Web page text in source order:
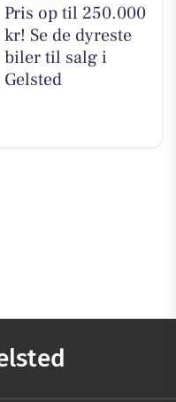
Pris op til 250.000
kr! Se de dyreste
biler til salg i
Gelsted